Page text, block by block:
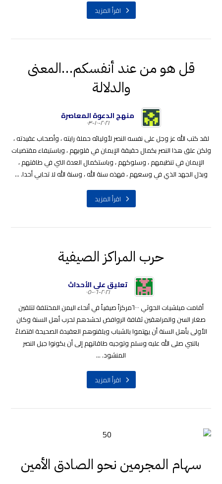
اقرأ المزيد
قل هو من عند أنفسكم…المعنى
والدلالة
منهج الدعوة المعاصرة
٢٠٢١-١٠-٠٣
لقد كتب الله عز وجل على نفسه النصر لأوليائه حملة رايته ، وأصحاب عقيدته ،
ولكن علق هذا النصر بكمال حقيقة الإيمان في قلوبهم ، وباستيفاء مقتضيات
الإيمان في تنظيمهم ، وسلوكهم ، وباستكمال العدة التي في طاقتهم ،
وبذل الجهد الذي في وسعهم ، فهذه سنة الله ، وسنة الله لا تحابي أحدا. ...
اقرأ المزيد
حرب المراكز الصيفية
تعليق على الأحداث
٢٠٢١-٠٦-٠٥
أقامت ميلشيات الحوثي ٦٠٠٠مركزاً صيفياً في أنحاء اليمن المختلفة لتلقين
صغار السن والمراهقين ثقافة الروافض لحشدهم لحرب أهل السنة وكان
الأولى بأهل السنة أن يهتموا بالشباب ويلقنوهم العقيدة الصحيحة اقتضاءً
بالنبي صلى الله عليه وسلم وتوجيه طاقاتهم إلى أن يكونوا جيل النصر
المنشود. ...
اقرأ المزيد
سهام المجرمين نحو الصادق الأمين